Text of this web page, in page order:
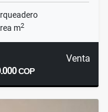
m2
Venta
COP